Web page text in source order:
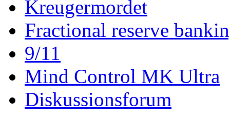
Kreugermordet
Fractional reserve
9/11
Mind Control MK Ultra
Diskussionsforum